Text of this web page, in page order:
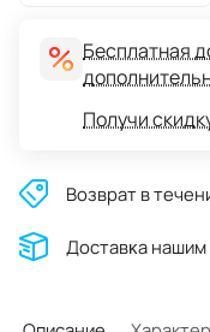
Бесплатная
Получи
Возврат в
Доставĸа